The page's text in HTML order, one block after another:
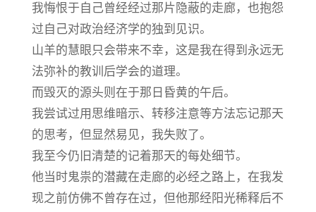
我悔恨于自己曾经经过那片隐蔽的走廊，也抱怨
过自己对政治经济学的独到见识。
山羊的慧眼只会带来不幸，这是我在得到永远无
法弥补的教训后学会的道理。
而毁灭的源头则在于那日昏黄的午后。
我尝试过用思维暗示、转移注意等方法忘记那天
的思考，但显然易见，我失败了。
我至今仍旧清楚的记着那天的每处细节。
他当时鬼祟的潜藏在走廊的必经之路上，在我发
现之前仿佛不曾存在过，但他那经阳光稀释后不